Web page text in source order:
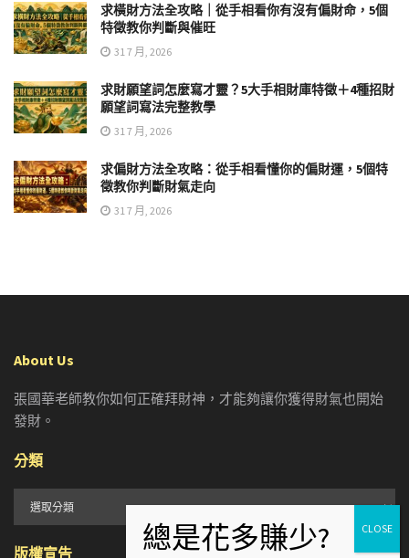
求橫財方法全攻略｜從手相看你有沒有偏財命，5個
特徵教你判斷與催旺
31 7 月, 2026
求財願望詞怎麼寫才靈？5大手相財庫特徵＋4種招財
願望詞寫法完整教學
31 7 月, 2026
求偏財方法全攻略：從手相看懂你的偏財運，5個特
徵教你判斷財氣走向
31 7 月, 2026
About Us
張國華老師教你如何正確拜財神，才能夠讓你獲得財氣也開始
發財。
分類
版權宣告